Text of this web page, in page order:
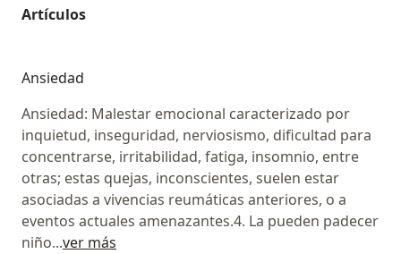
Artículos
Ansiedad
Ansiedad: Malestar emocional caracterizado por
inquietud, inseguridad, nerviosismo, dificultad para
concentrarse, irritabilidad, fatiga, insomnio, entre
otras; estas quejas, inconscientes, suelen estar
asociadas a vivencias reumáticas anteriores, o a
eventos actuales amenazantes.4. La pueden padecer
niño...ver más